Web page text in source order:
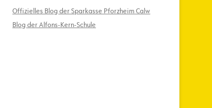
Offizielles Blog der Sparkasse Pforzheim Calw
Blog der Alfons-Kern-Schule